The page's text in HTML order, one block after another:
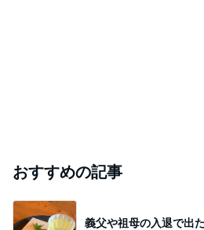
おすすめの記事
義父や祖母の入退で出